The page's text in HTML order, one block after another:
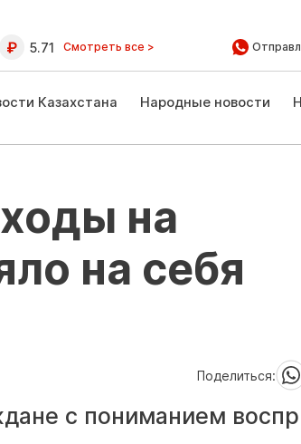
5.71 Смотреть все >
Казахстана Народные новости
на
на себя
Поделиться:
с пониманием